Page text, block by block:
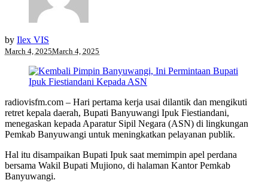
by Ilex VIS
March 4, 2025March 4, 2025
radiovisfm.com – Hari pertama kerja usai dilantik dan mengikuti
retret kepala daerah, Bupati Banyuwangi Ipuk Fiestiandani,
menegaskan kepada Aparatur Sipil Negara (ASN) di lingkungan
Pemkab Banyuwangi untuk meningkatkan pelayanan publik.
Hal itu disampaikan Bupati Ipuk saat memimpin apel perdana
bersama Wakil Bupati Mujiono, di halaman Kantor Pemkab
Banyuwangi.